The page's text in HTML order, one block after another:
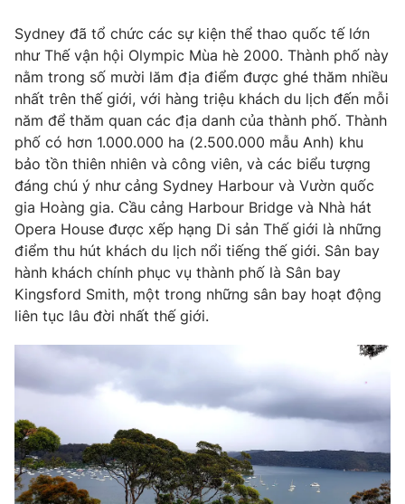
Nguyễn Trọng Ninh
Tổng đài VTV: 024.38 355 931 - 024.38 355 932
Ðiện thoại Thời báo VTV:024.66 897 897
Email:toasoan@vtv.vn
Liên hệ quảng cáo:024-7300.7108
® Cấm sao chép dưới mọi hình thức nếu không có sự chấp
thuận bằng văn bản. Ghi rõ nguồn VTV.vn khi phát hành lại
thông tin từ website này.
Sydney đã tổ chức các sự kiện thể thao quốc tế lớn
như Thế vận hội Olympic Mùa hè 2000. Thành phố này
nằm trong số mười lăm địa điểm được ghé thăm nhiều
nhất trên thế giới, với hàng triệu khách du lịch đến mỗi
năm để thăm quan các địa danh của thành phố. Thành
phố có hơn 1.000.000 ha (2.500.000 mẫu Anh) khu
bảo tồn thiên nhiên và công viên, và các biểu tượng
đáng chú ý như cảng Sydney Harbour và Vườn quốc
gia Hoàng gia. Cầu cảng Harbour Bridge và Nhà hát
Opera House được xếp hạng Di sản Thế giới là những
điểm thu hút khách du lịch nổi tiếng thế giới. Sân bay
hành khách chính phục vụ thành phố là Sân bay
Kingsford Smith, một trong những sân bay hoạt động
liên tục lâu đời nhất thế giới.